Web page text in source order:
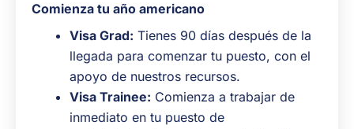
Comienza tu año americano
Visa Grad: Tienes 90 días después de la
llegada para comenzar tu puesto, con el
apoyo de nuestros recursos.
Visa Trainee: Comienza a trabajar de
inmediato en tu puesto de